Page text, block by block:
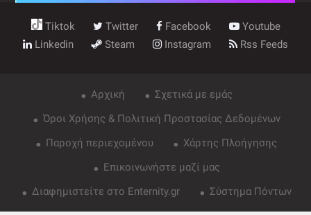
Tiktok Twitter Facebook
Youtube
Linkedin
Steam Instagram Rss Feeds
Αρχική
Σχετικά με εμάς
Όροι Χρήσης & Πολιτική Προστασίας Δεδομένων
Παροχή περιεχομένου
Χάρτης Πλοήγησης
Επικοινωνήστε μαζί μας
Διαφημιστείτε στο Enternity.gr
Σύστημα Πόντων